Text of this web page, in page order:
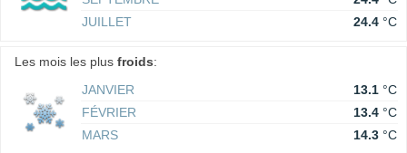
JUILLET
24.4 °C
Les mois les plus froids:
JANVIER
13.1 °C
FÉVRIER
13.4 °C
MARS
14.3 °C